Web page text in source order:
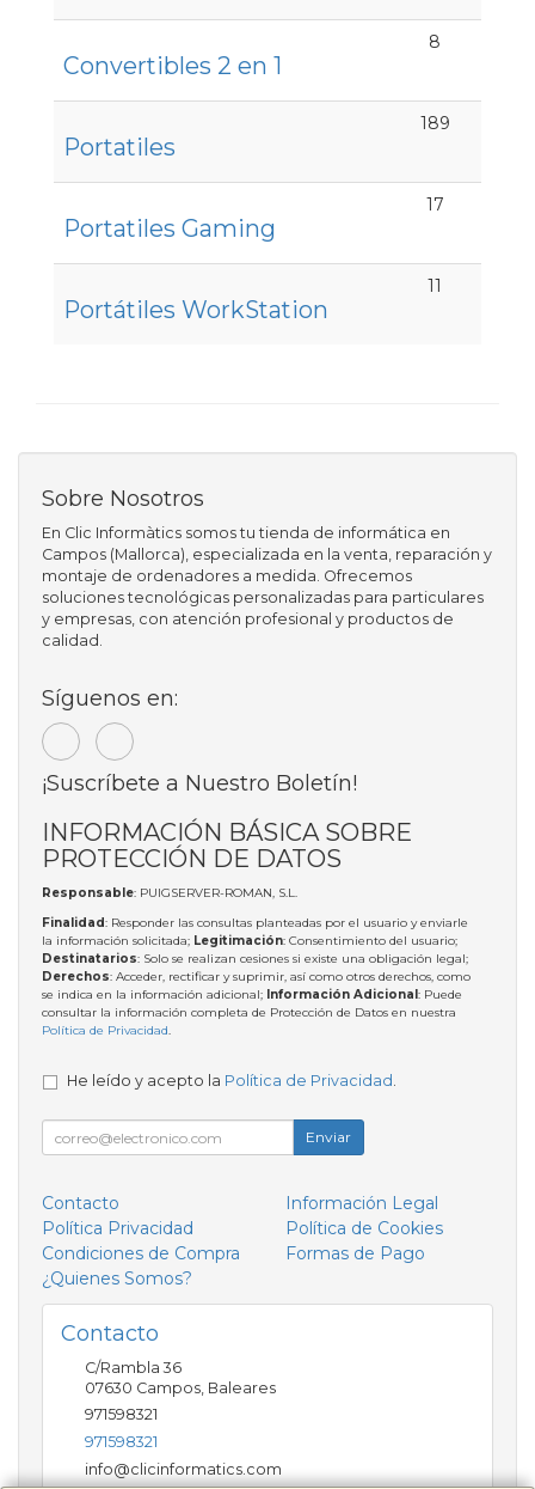
Convertibles 2 en 1
8
Portatiles
189
Portatiles Gaming
17
Portátiles WorkStation
11
Sobre Nosotros
En Clic Informàtics somos tu tienda de informática en
Campos (Mallorca), especializada en la venta, reparación y
montaje de ordenadores a medida. Ofrecemos
soluciones tecnológicas personalizadas para particulares
y empresas, con atención profesional y productos de
calidad.
Síguenos en:
¡Suscríbete a Nuestro Boletín!
INFORMACIÓN BÁSICA SOBRE
PROTECCIÓN DE DATOS
Responsable: PUIGSERVER-ROMAN, S.L.
Finalidad: Responder las consultas planteadas por el usuario y enviarle
la información solicitada; Legitimación: Consentimiento del usuario;
Destinatarios: Solo se realizan cesiones si existe una obligación legal;
Derechos: Acceder, rectificar y suprimir, así como otros derechos, como
se indica en la información adicional; Información Adicional: Puede
consultar la información completa de Protección de Datos en nuestra
Política de Privacidad.
He leído y acepto la Política de Privacidad .
Enviar
Contacto
Información Legal
Política Privacidad
Política de Cookies
Condiciones de Compra
Formas de Pago
¿Quienes Somos?
Contacto
C/Rambla 36
07630 Campos, Baleares
971598321
971598321
info@clicinformatics.com